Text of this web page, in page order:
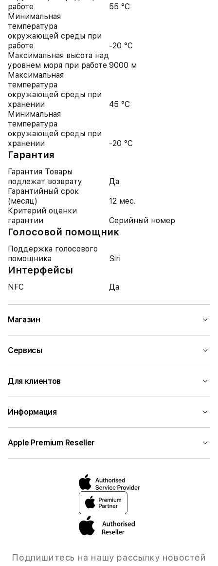
работе
55 °C
Минимальная
температура
окружающей среды при
работе
-20 °C
Максимальная высота над
уровнем моря при работе 9000 м
Максимальная
температура
окружающей среды при
хранении
45 °C
Минимальная
температура
окружающей среды при
хранении
-20 °C
Гарантия
Гарантия Товары
подлежат возврату
Да
Гарантийный срок
(месяц)
12 мес.
Критерий оценки
гарантии
Серийный номер
Голосовой помощник
Поддержка голосового
помощника
Siri
Интерфейсы
NFC Да
Магазин
Сервисы
Для клиентов
Информация
Apple Premium Reseller
Подпишитесь на нашу рассылку новостей